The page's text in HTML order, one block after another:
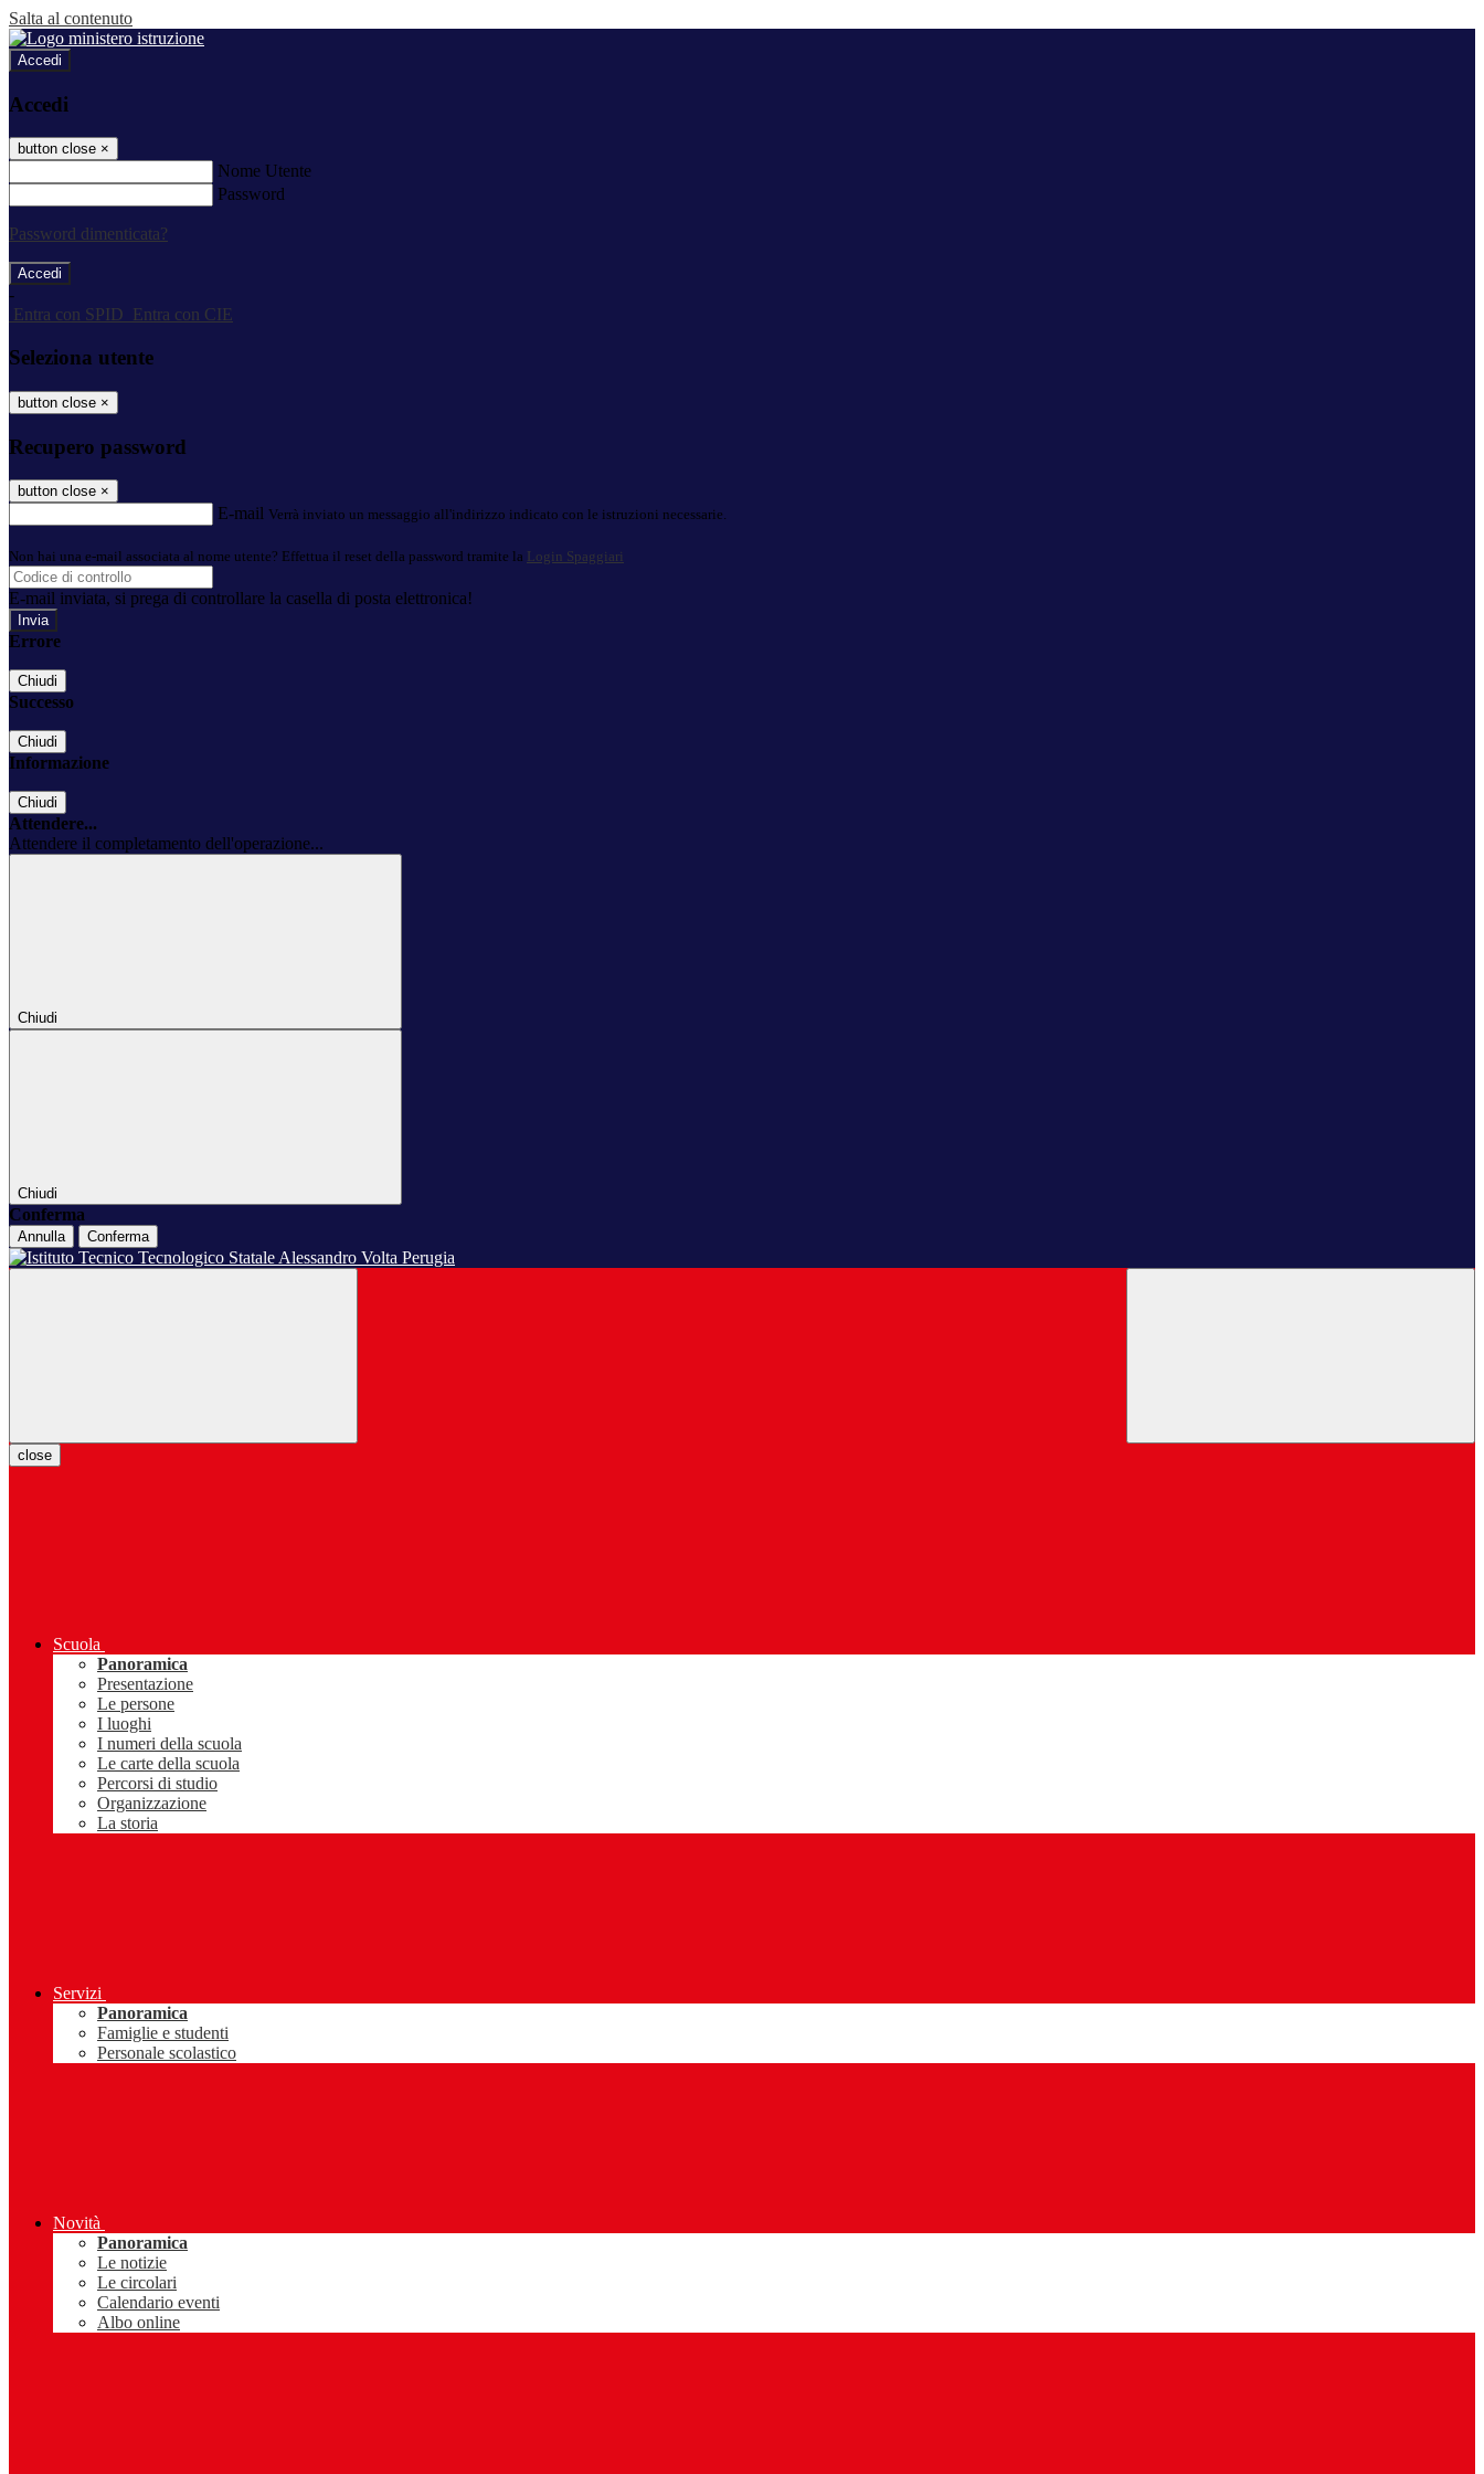
Salta al contenuto
Accedi
Accedi
button close ×
Nome Utente
Password
Password dimenticata?
-
Entra con SPID
Entra con CIE
Seleziona utente
button close ×
Recupero password
button close ×
E-mail Verrà inviato un messaggio all'indirizzo indicato con le istruzioni necessarie.
Non hai una e-mail associata al nome utente? Effettua il reset della password tramite la Login Spaggiari
E-mail inviata, si prega di controllare la casella di posta elettronica!
Errore
Chiudi
Successo
Chiudi
Informazione
Chiudi
Attendere...
Attendere il completamento dell'operazione...
Chiudi
Chiudi
Conferma
Annulla Conferma
close
Scuola
Panoramica
Presentazione
Le persone
I luoghi
I numeri della scuola
Le carte della scuola
Percorsi di studio
Organizzazione
La storia
Servizi
Panoramica
Famiglie e studenti
Personale scolastico
Novità
Panoramica
Le notizie
Le circolari
Calendario eventi
Albo online